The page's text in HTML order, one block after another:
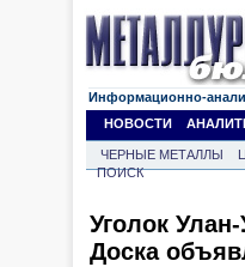
Информационно-
НОВОСТИ
ЧЕРНЫЕ МЕТАЛЛЫ
ПОИСК
Уголок
Доска